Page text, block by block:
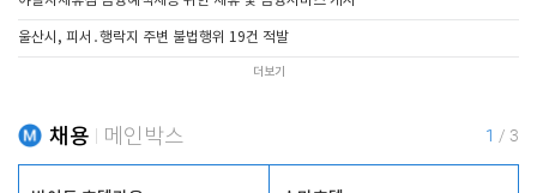
울산시, 피서․행락지 주변 불법행위 19건 적발
더보기
채용 메인박스 1 / 3